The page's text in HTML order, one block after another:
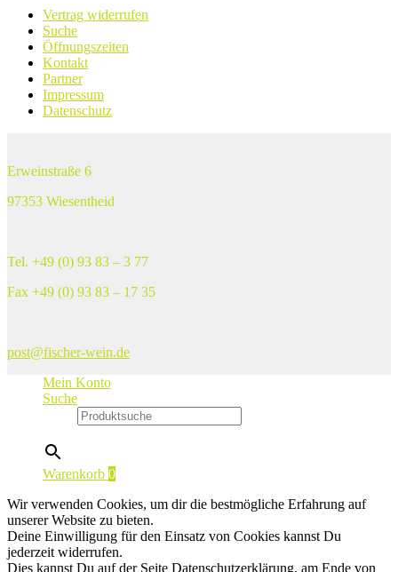
Vertrag widerrufen
Suche
Öffnungszeiten
Kontakt
Partner
Impressum
Datenschutz
Erweinstraße 6
97353 Wiesentheid
Tel. +49 (0) 93 83 – 3 77
Fax +49 (0) 93 83 – 17 35
post@fischer-wein.de
Mein Konto
Suche
Warenkorb 0
Wir verwenden Cookies, um dir die bestmögliche Erfahrung auf
unserer Website zu bieten.
Deine Einwilligung für den Einsatz von Cookies kannst Du
jederzeit widerrufen.
Dies kannst Du auf der Seite Datenschutzerklärung, am Ende von